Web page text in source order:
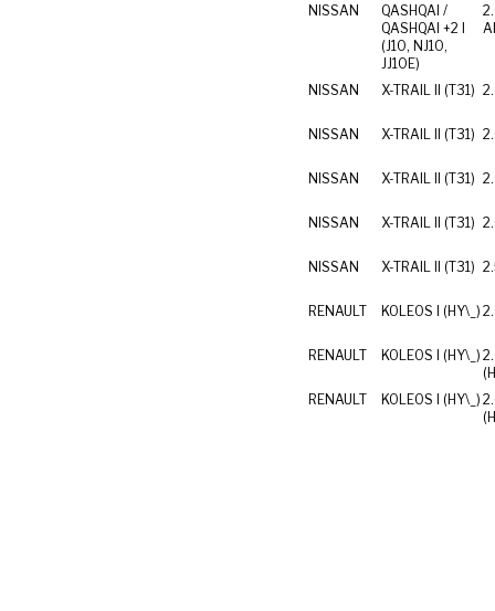
NISSAN
QASHQAI /
QASHQAI +2 I
(J10, NJ10,
JJ10E)
NISSAN X-TRAIL II (T31)
NISSAN X-TRAIL II (T31)
NISSAN X-TRAIL II (T31)
NISSAN X-TRAIL II (T31)
NISSAN X-TRAIL II (T31)
RENAULT KOLEOS I (HY\_)
RENAULT KOLEOS I (HY\_)
RENAULT
KOLEOS I (HY\_)